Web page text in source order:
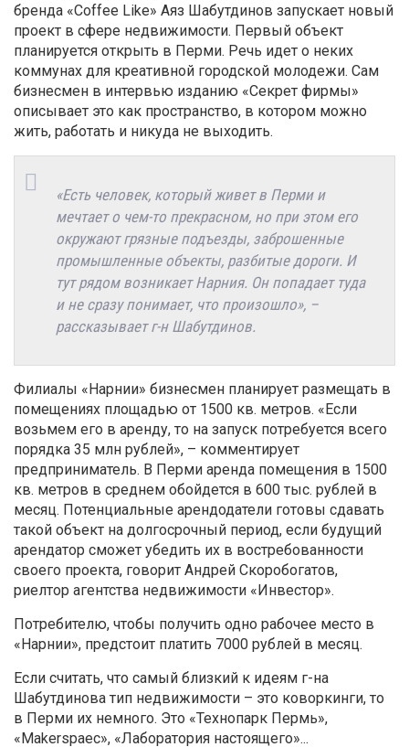
бренда «Coffee Like» Аяз Шабутдинов запускает новый
проект в сфере недвижимости. Первый объект
планируется открыть в Перми. Речь идет о неких
коммунах для креативной городской молодежи. Сам
бизнесмен в интервью изданию «Секрет фирмы»
описывает это как пространство, в котором можно
жить, работать и никуда не выходить.
«Есть человек, который живет в Перми и
мечтает о чем-то прекрасном, но при этом его
окружают грязные подъезды, заброшенные
промышленные объекты, разбитые дороги. И
тут рядом возникает Нарния. Он попадает туда
и не сразу понимает, что произошло», –
рассказывает г-н Шабутдинов.
Филиалы «Нарнии» бизнесмен планирует размещать в
помещениях площадью от 1500 кв. метров. «Если
возьмем его в аренду, то на запуск потребуется всего
порядка 35 млн рублей», – комментирует
предприниматель. В Перми аренда помещения в 1500
кв. метров в среднем обойдется в 600 тыс. рублей в
месяц. Потенциальные арендодатели готовы сдавать
такой объект на долгосрочный период, если будущий
арендатор сможет убедить их в востребованности
своего проекта, говорит Андрей Скоробогатов,
риелтор агентства недвижимости «Инвестор».
Потребителю, чтобы получить одно рабочее место в
«Нарнии», предстоит платить 7000 рублей в месяц.
Если считать, что самый близкий к идеям г-на
Шабутдинова тип недвижимости – это коворкинги, то
в Перми их немного. Это «Технопарк Пермь»,
«Makerspaec», «Лаборатория настоящего»...